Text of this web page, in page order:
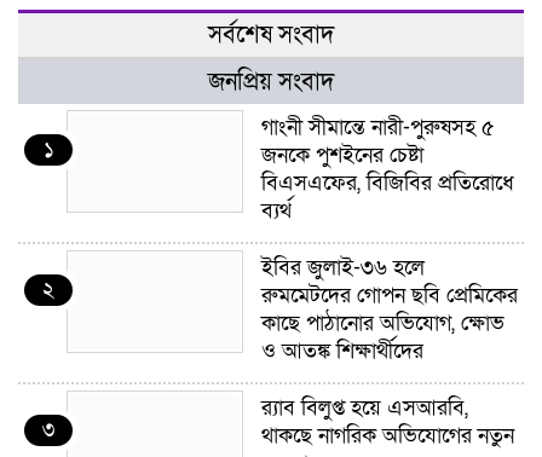
সর্বশেষ সংবাদ
জনপ্রিয় সংবাদ
১
গাংনী সীমান্তে নারী-পুরুষসহ ৫
জনকে পুশইনের চেষ্টা
বিএসএফের, বিজিবির প্রতিরোধে
ব্যর্থ
২
ইবির জুলাই-৩৬ হলে
রুমমেটদের গোপন ছবি প্রেমিকের
কাছে পাঠানোর অভিযোগ, ক্ষোভ
ও আতঙ্ক শিক্ষার্থীদের
৩
র‍্যাব বিলুপ্ত হয়ে এসআরবি,
থাকছে নাগরিক অভিযোগের নতুন